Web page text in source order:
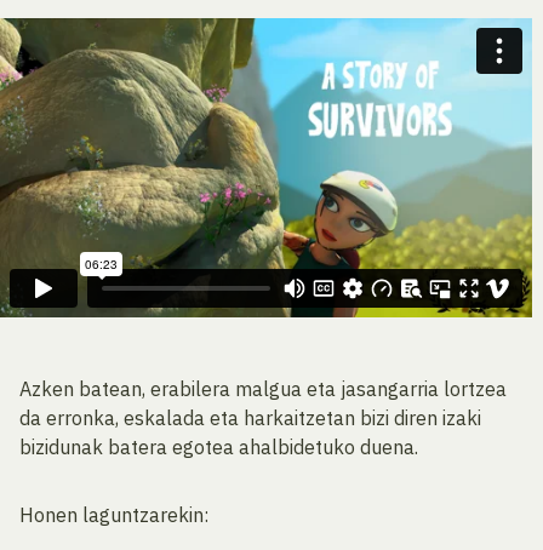
Azken batean, erabilera malgua eta jasangarria lortzea
da erronka, eskalada eta harkaitzetan bizi diren izaki
bizidunak batera egotea ahalbidetuko duena.
Honen laguntzarekin: